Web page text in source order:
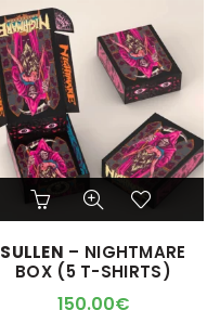
choisies
sur
la
page
produit
Ce
produit
plusieurs
variations.
Les
SULLEN – NIGHTMARE
BOX (5 T-SHIRTS)
150.00€